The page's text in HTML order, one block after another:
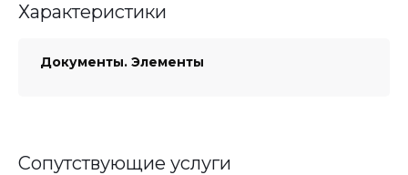
Характеристики
Документы. Элементы
Сопутствующие услуги